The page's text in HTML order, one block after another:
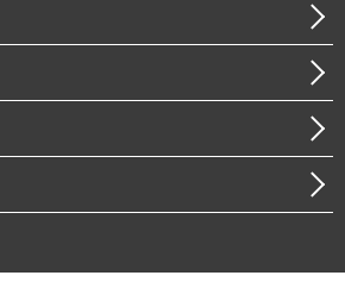
ポーツ・スマートシティ
システム